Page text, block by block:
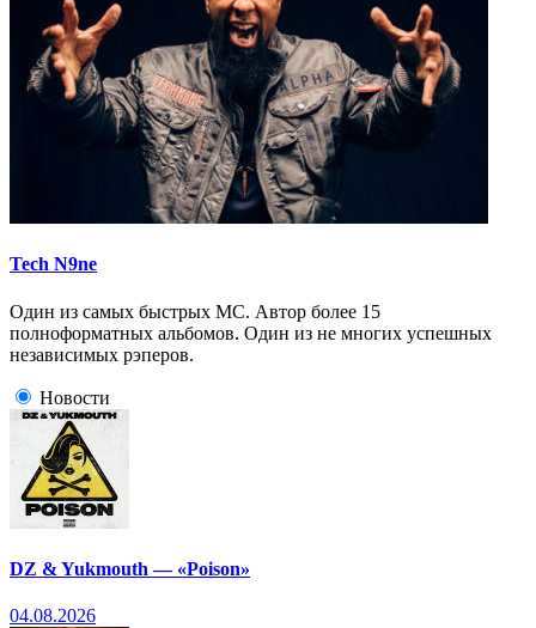
Tech N9ne
Один из самых быстрых МС. Автор более 15
полноформатных альбомов. Один из не многих успешных
независимых рэперов.
Новости
DZ & Yukmouth — «Poison»
04.08.2026